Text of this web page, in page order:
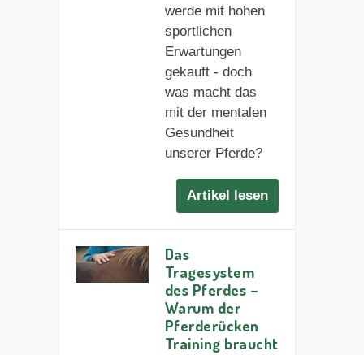
werde mit hohen
sportlichen
Erwartungen
gekauft - doch
was macht das
mit der mentalen
Gesundheit
unserer Pferde?
Artikel lesen
Das
Tragesystem
des Pferdes –
Warum der
Pferderücken
Training braucht